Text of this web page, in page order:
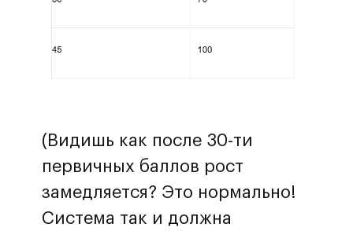
(Видишь как после 30-ти
первичных баллов рост
замедляется? Это нормально!
Система так и должна